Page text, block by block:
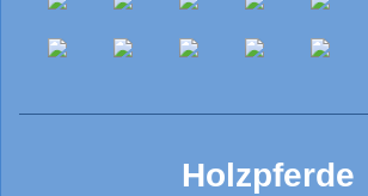
Holzpferde